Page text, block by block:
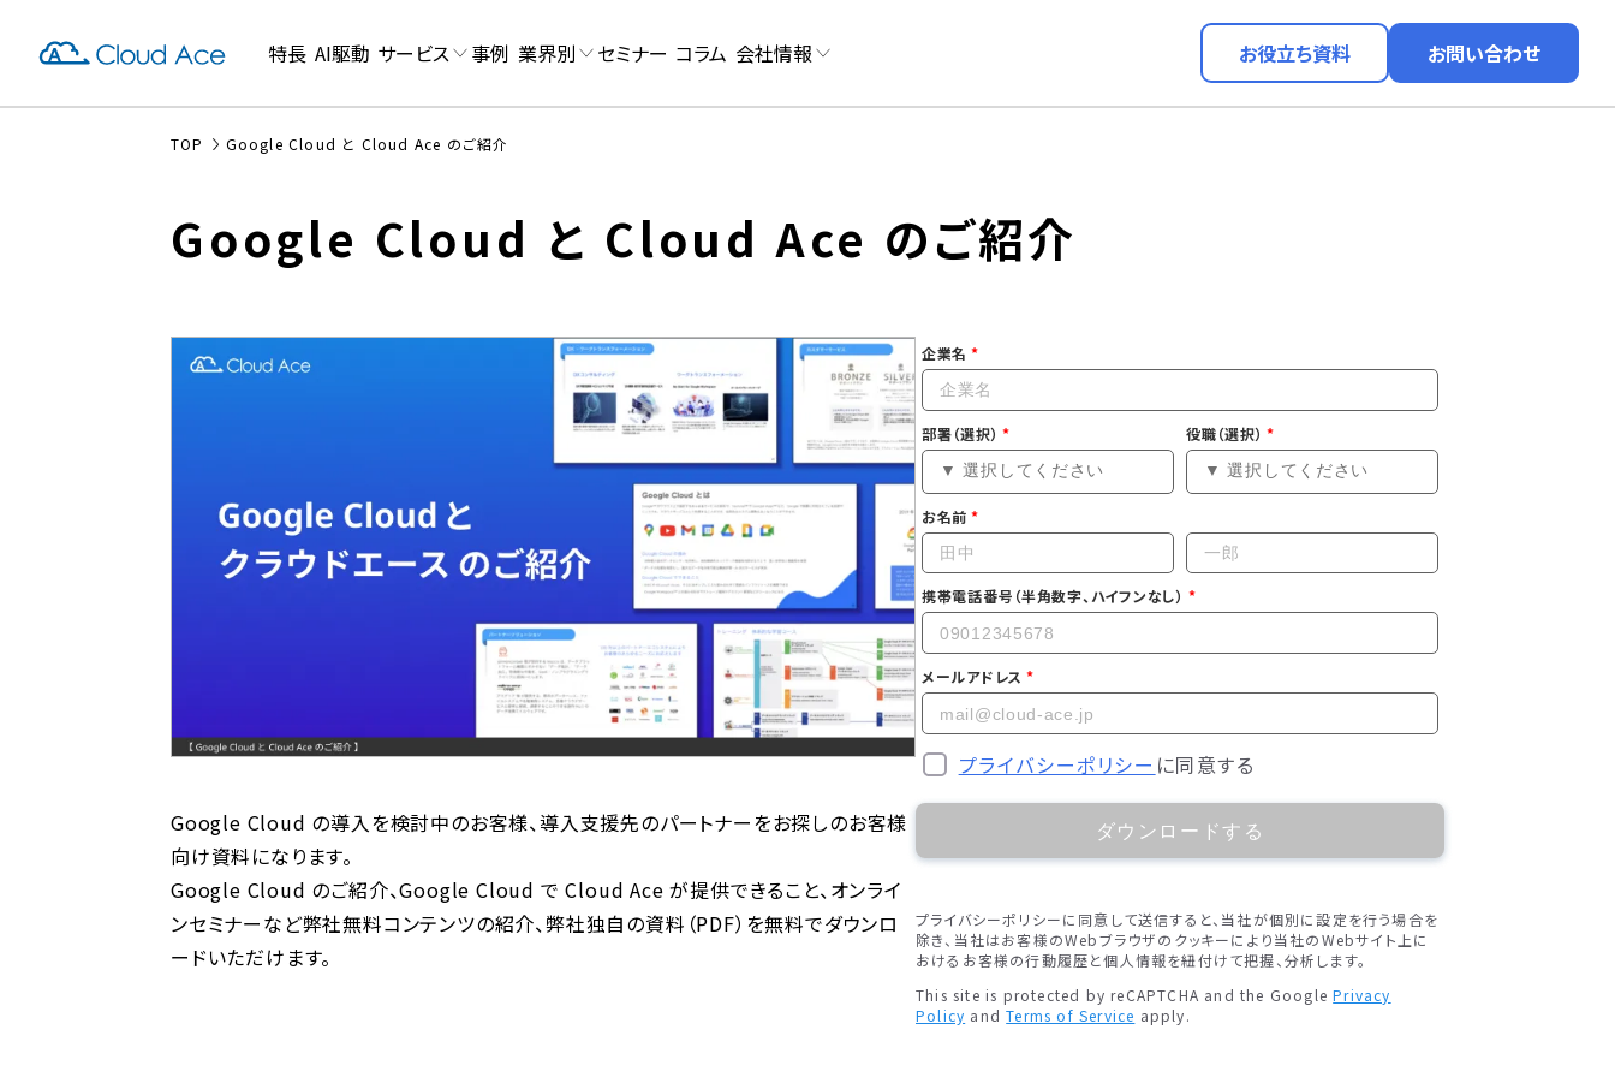
特長 AI駆動 サービス 事例 業界別 セミナー コラム 会社情報 お役立ち資料 お問い合わせ
TOP Google Cloud と Cloud Ace のご紹介
Google Cloud と Cloud Ace のご紹介
Google Cloud の導入を検討中のお客様、導入支援先のパートナーをお探しのお客様
向け資料になります。
Google Cloud のご紹介、Google Cloud で Cloud Ace が提供できること、オンライ
ンセミナーなど弊社無料コンテンツの紹介、弊社独自の資料（PDF）を無料でダウンロ
ードいただけます。
企業名
部署（選択） 役職（選択）
お名前
携帯電話番号（半角数字、ハイフンなし）
メールアドレス
プライバシーポリシー に同意する
ダウンロードする
プライバシーポリシーに同意して送信すると、当社が個別に設定を行う場合を
除き、当社はお客様のWebブラウザのクッキーにより当社のWebサイト上に
おけるお客様の行動履歴と個人情報を紐付けて把握、分析します。
This site is protected by reCAPTCHA and the GooglePrivacy
Policy andTerms of Service apply.